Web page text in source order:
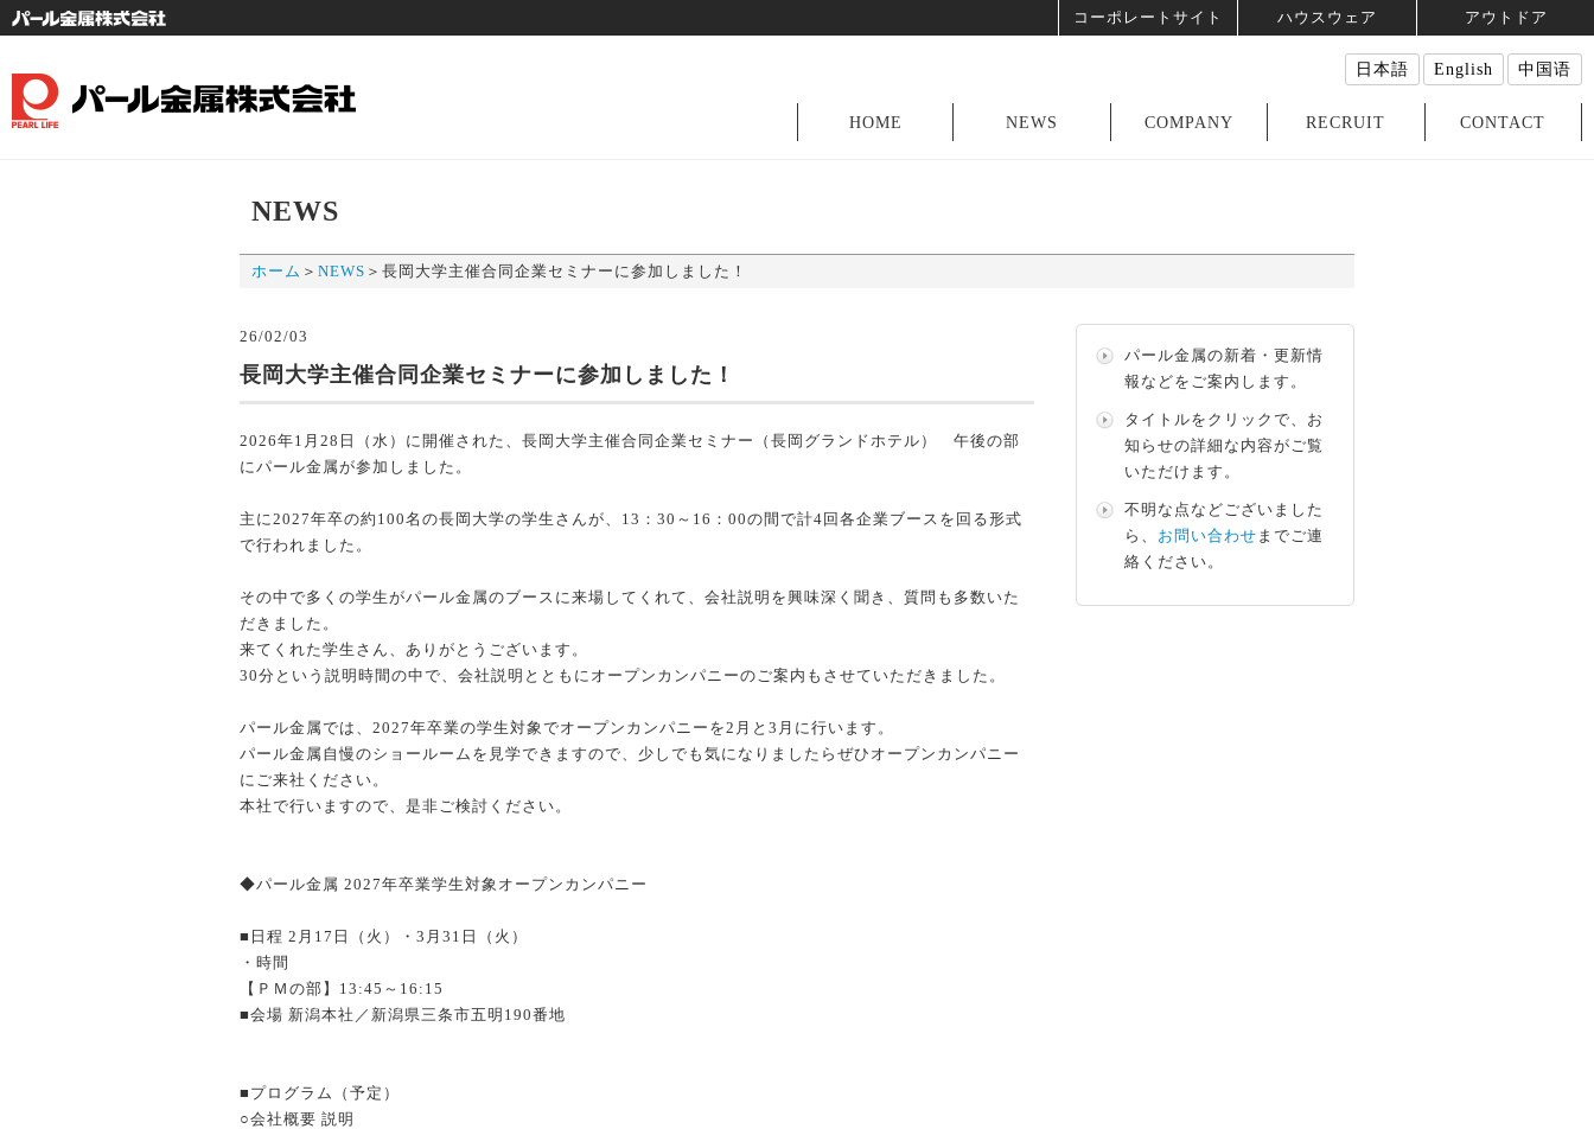
コーポレートサイト ハウスウェア アウトドア
日本語 English 中国语
HOME NEWS COMPANY RECRUIT CONTACT
NEWS
ホーム ＞ NEWS ＞ 長岡大学主催合同企業セミナーに参加しました！
26/02/03
長岡大学主催合同企業セミナーに参加しました！
2026年1月28日（水）に開催された、長岡大学主催合同企業セミナー（長岡グランドホテル） 午後の部
にパール金属が参加しました。
主に2027年卒の約100名の長岡大学の学生さんが、13：30～16：00の間で計4回各企業ブースを回る形式
で行われました。
その中で多くの学生がパール金属のブースに来場してくれて、会社説明を興味深く聞き、質問も多数いた
だきました。
来てくれた学生さん、ありがとうございます。
30分という説明時間の中で、会社説明とともにオープンカンパニーのご案内もさせていただきました。
パール金属では、2027年卒業の学生対象でオープンカンパニーを2月と3月に行います。
パール金属自慢のショールームを見学できますので、少しでも気になりましたらぜひオープンカンパニー
にご来社ください。
本社で行いますので、是非ご検討ください。
◆パール金属 2027年卒業学生対象オープンカンパニー
■日程 2月17日（火）・3月31日（火）
・時間
【ＰＭの部】13:45～16:15
■会場 新潟本社／新潟県三条市五明190番地
■プログラム（予定）
○会社概要 説明
パール金属の新着・更新情
報などをご案内します。
タイトルをクリックで、お
知らせの詳細な内容がご覧
いただけます。
不明な点などございました
ら、 お問い合わせ までご連
絡ください。